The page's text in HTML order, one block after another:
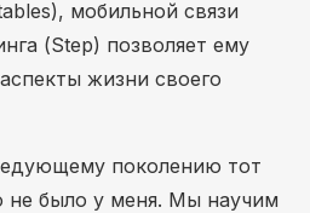
мобильной связи
(Step) позволяет ему
жизни своего
поколению тот
не было у меня. Мы научим